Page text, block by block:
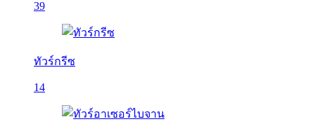
39
ทัวร์กรีซ
14